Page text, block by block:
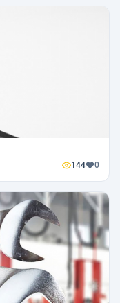
144 0